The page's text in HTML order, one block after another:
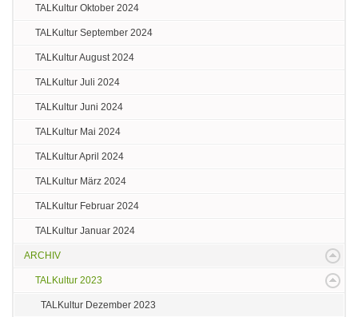
TALKultur Oktober 2024
TALKultur September 2024
TALKultur August 2024
TALKultur Juli 2024
TALKultur Juni 2024
TALKultur Mai 2024
TALKultur April 2024
TALKultur März 2024
TALKultur Februar 2024
TALKultur Januar 2024
ARCHIV
TALKultur 2023
TALKultur Dezember 2023